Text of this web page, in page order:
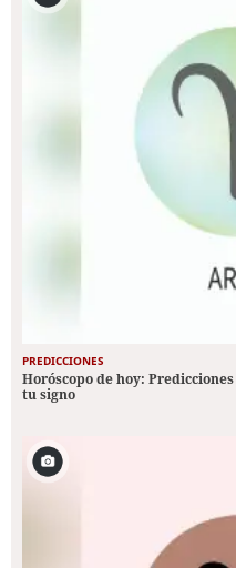
PREDICCIONES
Horóscopo de hoy:
tu signo